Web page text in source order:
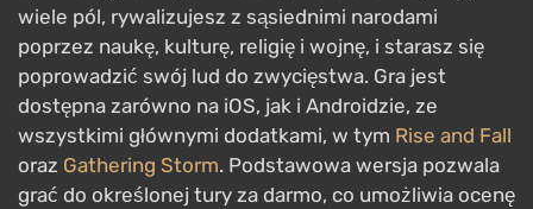
wiele pól, rywalizujesz z sąsiednimi narodami
poprzez naukę, kulturę, religię i wojnę, i starasz się
poprowadzić swój lud do zwycięstwa. Gra jest
dostępna zarówno na iOS, jak i Androidzie, ze
wszystkimi głównymi dodatkami, w tym Rise and Fall
oraz Gathering Storm. Podstawowa wersja pozwala
grać do określonej tury za darmo, co umożliwia ocenę